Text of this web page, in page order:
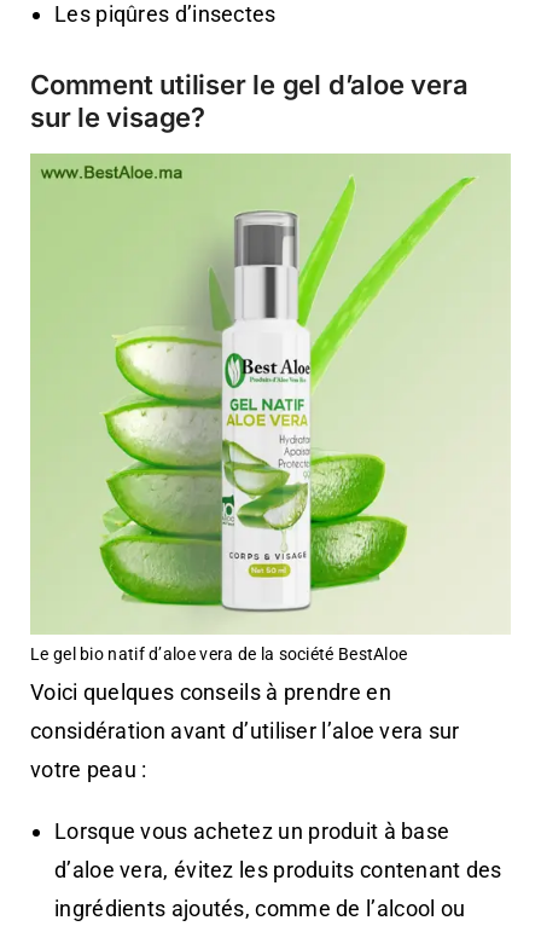
Les piqûres d’insectes
Comment utiliser le gel d’aloe vera
sur le visage?
Le gel bio natif d’aloe vera de la société BestAloe
Voici quelques conseils à prendre en
considération avant d’utiliser l’aloe vera sur
votre peau :
Lorsque vous achetez un produit à base
d’aloe vera, évitez les produits contenant des
ingrédients ajoutés, comme de l’alcool ou